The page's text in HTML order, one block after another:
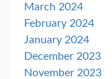
March 2024
February 2024
January 2024
December 2023
November 2023